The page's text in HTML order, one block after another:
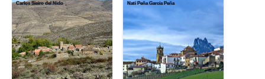
Carlos Sieiro del Nido Nati Peña García Peña